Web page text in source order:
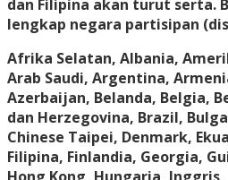
dan Filipina akan turut serta.
lengkap negara partisipan
Afrika Selatan, Albania,
Arab Saudi, Argentina,
Azerbaijan, Belanda, Belgia,
dan Herzegovina, Brazil,
Chinese Taipei, Denmark,
Filipina, Finlandia, Georgia,